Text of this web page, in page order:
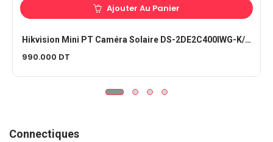
Ajouter Au Panier
Hikvision Mini PT Caméra Solaire DS-2DE2C400IWG-K/4G/C05S10
990.000 DT
Connectiques